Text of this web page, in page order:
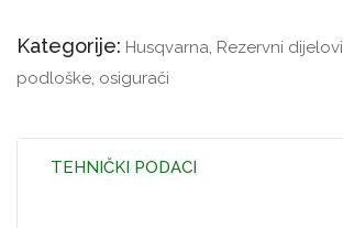
Kategorije: Husqvarna, Rezervni dijelovi
podloške, osigurači
TEHNIČKI PODACI